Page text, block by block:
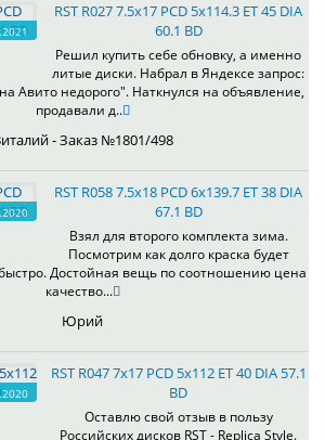
RST R027 7.5x17 PCD 5x114.3 ET 45 DIA
60.1 BD
Решил купить себе обновку, а именно
литые диски. Набрал в Яндексе запрос:
Авито недорого". Наткнулся на объявление,
продавали д..
- Заказ №1801/498
RST R058 7.5x18 PCD 6x139.7 ET 38 DIA
67.1 BD
Взял для второго комплекта зима.
Посмотрим как долго краска будет
Достойная вещь по соотношению цена
качество...
Юрий
RST R047 7x17 PCD 5x112 ET 40 DIA 57.1
BD
Оставлю свой отзыв в пользу
Российских дисков RST - Replica Style.